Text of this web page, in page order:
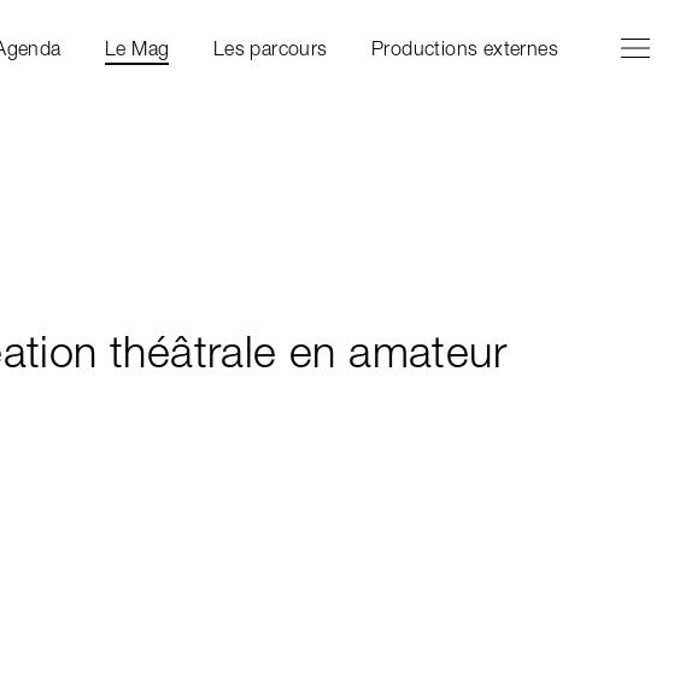
Le Mag Les parcours Productions externes Ouvrir
théâtrale en amateur